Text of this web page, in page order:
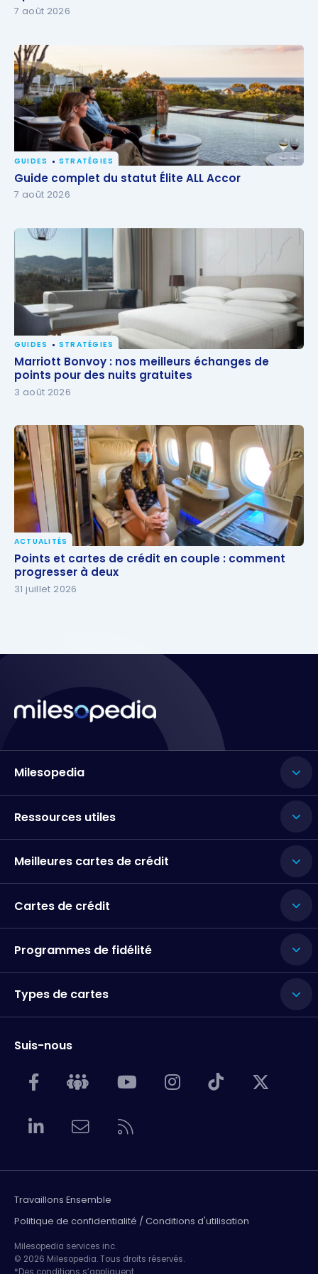
7 août 2026
Guide complet du statut Élite ALL Accor
GUIDES STRATÉGIES
Guide complet du statut Élite ALL Accor
7 août 2026
Marriott Bonvoy : nos meilleurs échanges de points
pour des nuits gratuites
GUIDES STRATÉGIES
Marriott Bonvoy : nos meilleurs échanges de
points pour des nuits gratuites
3 août 2026
Points et cartes de crédit en couple : comment
progresser à deux
ACTUALITÉS
Points et cartes de crédit en couple : comment
progresser à deux
31 juillet 2026
Milesopedia
Ressources utiles
Meilleures cartes de crédit
Cartes de crédit
Programmes de fidélité
Types de cartes
Suis-nous
Travaillons Ensemble
Politique de confidentialité / Conditions d'utilisation
Milesopedia services inc.
© 2026 Milesopedia. Tous droits réservés.
*Des conditions s’appliquent.